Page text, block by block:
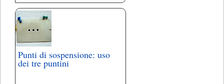
Punti di sospensione: uso
dei tre puntini